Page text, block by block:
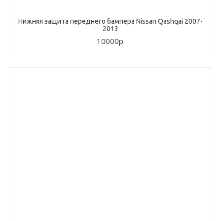
Нижняя защита переднего бампера Nissan Qashqai 2007-
2013
10000р.